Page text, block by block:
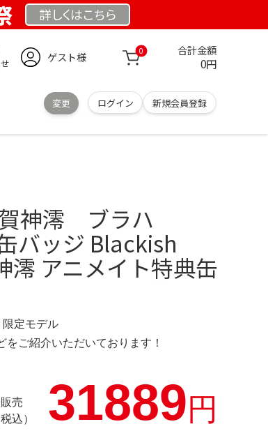
詳しくはこちら
ゲスト様 0 合計金額
0円
変更 ログイン 新規会員登録
神澪 ブラハ
ッジ Blackish
澪 アニメイト特典缶
定モデル
ご紹介いただいております！
売
込）
31889円